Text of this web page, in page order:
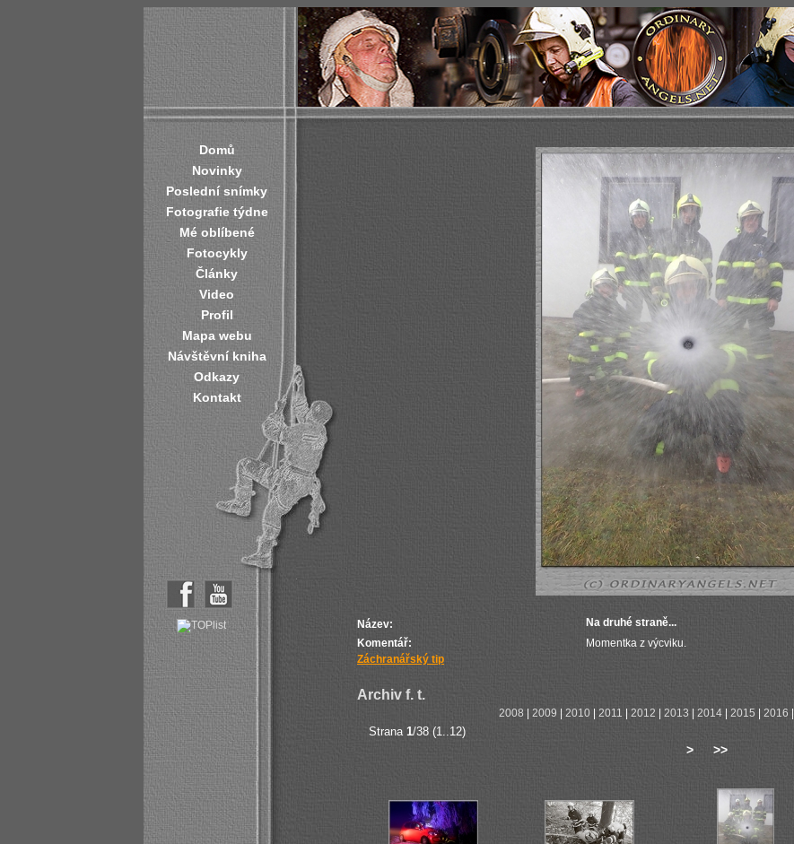
Domů
Novinky
Poslední snímky
Fotografie týdne
Mé oblíbené
Fotocykly
Články
Video
Profil
Mapa webu
Návštěvní kniha
Odkazy
Kontakt
Název:
Na druhé straně...
Komentář:
Momentka z výcviku.
Záchranářský tip
Archiv f. t.
2008 2009 2010| 2011 2012 2013 2014| 2015 2016
Strana 1/38 (1..12)